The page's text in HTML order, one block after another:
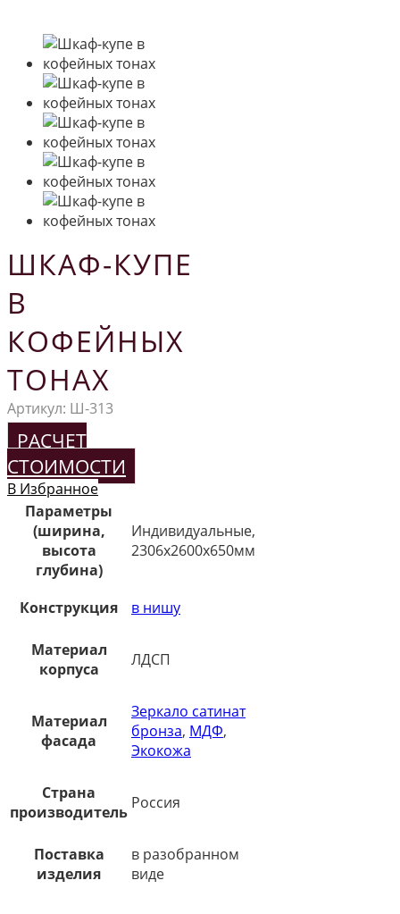
ШКАФ-КУПЕ
В
КОФЕЙНЫХ
ТОНАХ
Артикул: Ш-313
РАСЧЕТ
СТОИМОСТИ
В Избранное
Параметры
(ширина,
высота
глубина)
Индивидуальные,
2306х2600х650мм
Конструкция в нишу
Материал
корпуса
ЛДСП
Материал
фасада
Зеркало сатинат
бронза, МДФ,
Экокожа
Страна
производитель Россия
Поставка
изделия
в разобранном
виде